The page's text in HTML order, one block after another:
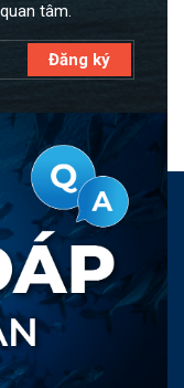
tâm.